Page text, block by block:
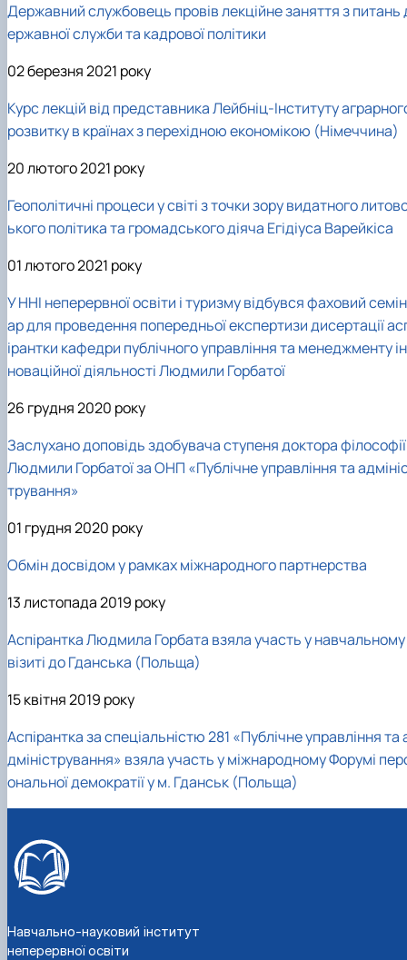
Державний службовець провів лекційне заняття з питань
ержавної служби та кадрової політики
02 березня 2021 року
Курс лекцій від представника Лейбніц-Інституту
розвитку в країнах з перехідною економікою (Німеччина)
20 лютого 2021 року
Геополітичні процеси у світі з точки зору видатного
ького політика та громадського діяча Егідіуса Варейкіса
01 лютого 2021 року
У ННІ неперервної освіти і туризму відбувся фаховий семін
ар для проведення попередньої експертизи дисертації
ірантки кафедри публічного управління та менеджменту ін
новаційної діяльності Людмили Горбатої
26 грудня 2020 року
Заслухано доповідь здобувача ступеня доктора філософії
Людмили Горбатої за ОНП «Публічне управління та
трування»
01 грудня 2020 року
Обмін досвідом у рамках міжнародного партнерства
13 листопада 2019 року
Аспірантка Людмила Горбата взяла участь у навчальному
візиті до Гданська (Польща)
15 квітня 2019 року
Аспірантка за спеціальністю 281 «Публічне управління та
дміністрування» взяла участь у міжнародному Форумі
ональної демократії у м. Гданськ (Польща)
Навчально-науковий інститут
неперервної освіти